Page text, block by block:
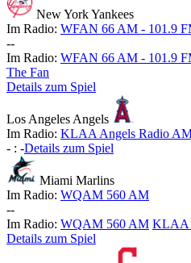
New York Yankees
Im Radio: WFAN 66 AM - 101.9
--
Im Radio: WFAN 66 AM - 101.9
The Fan
Details zum Spiel
Los Angeles Angels
Im Radio: KLAA Angels Radio
- : -Details zum Spiel
Miami Marlins
Im Radio: WQAM 560 AM
--
Im Radio: WQAM 560 AM KLAA
Details zum Spiel